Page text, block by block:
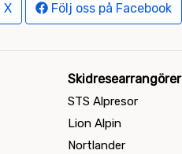
X Följ oss på Facebook
Skidresearrangörer
STS Alpresor
Lion Alpin
Nortlander